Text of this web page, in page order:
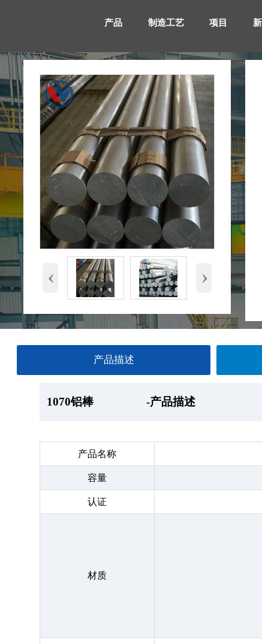
产品 制造工艺 项目
‹ ›
产品描述
1070铝棒 -产品描述
产品名称
容量
认证
材质
1070铝棒 —产品展示
1070铝棒 -厂房
1070铝棒 -产品包装